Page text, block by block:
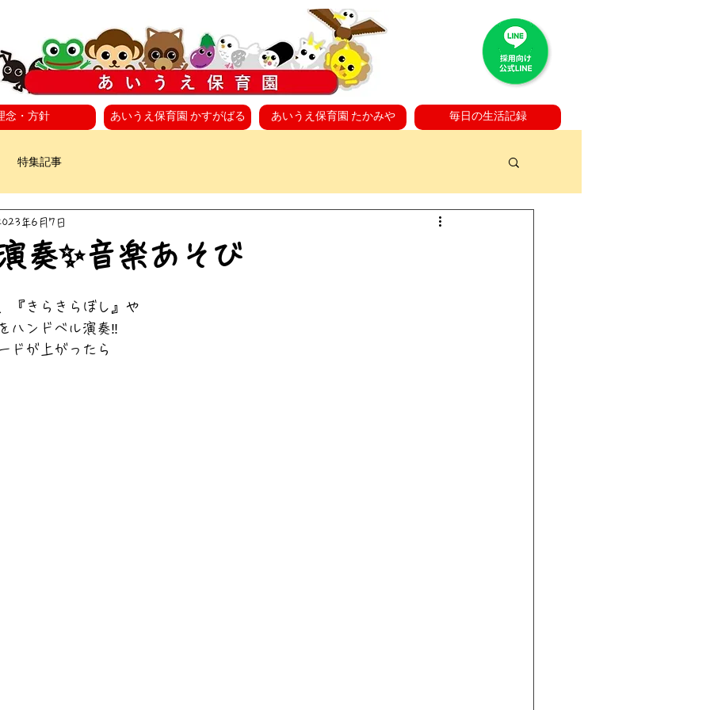
念・方針 あいうえ保育園 かすがばる あいうえ保育園 たかみや 毎日の生活記録
特集記事
奏✨音楽あそび
年6月7日
『きらきらぼし』や
ハンドベル演奏‼️
ドが上がったら